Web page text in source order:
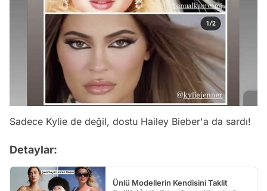
Sadece Kylie de değil, dostu Hailey Bieber'a da sardı!
Detaylar:
Ünlü Modellerin Kendisini Taklit